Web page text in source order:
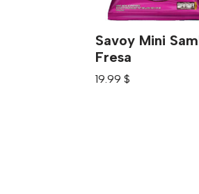
Savoy Mini
Fresa
19.99 $